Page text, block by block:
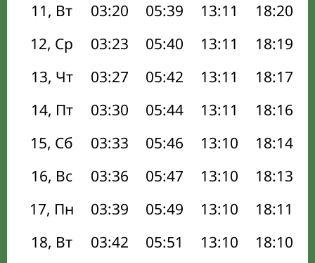
11, Вт
03:20 05:39 13:11 18:20
12, Ср
03:23 05:40 13:11 18:19
13, Чт
03:27 05:42 13:11 18:17
14, Пт
03:30 05:44 13:11 18:16
15, Сб
03:33 05:46 13:10 18:14
16, Вс
03:36 05:47 13:10 18:13
17, Пн
03:39 05:49 13:10 18:11
18, Вт
03:42 05:51 13:10 18:10